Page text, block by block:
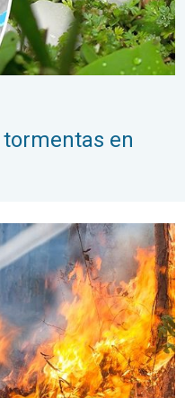
en
fuego. Peligro de